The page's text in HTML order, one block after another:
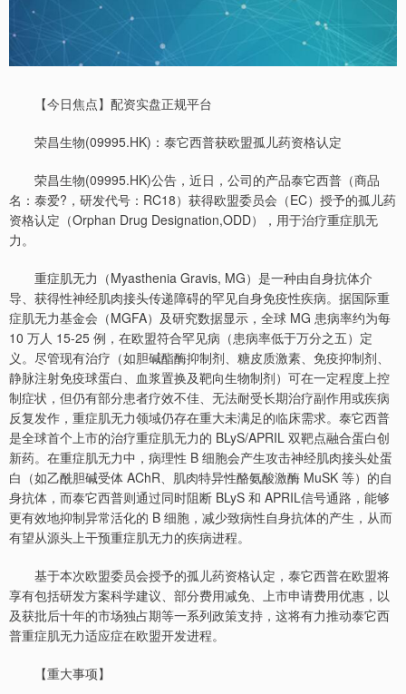
【今日焦点】配资实盘正规平台
荣昌生物(09995.HK)：泰它西普获欧盟孤儿药资格认定
荣昌生物(09995.HK)公告，近日，公司的产品泰它西普（商品
名：泰爱?，研发代号：RC18）获得欧盟委员会（EC）授予的孤儿药
资格认定（Orphan Drug Designation,ODD），用于治疗重症肌无
力。
重症肌无力（Myasthenia Gravis, MG）是一种由自身抗体介
导、获得性神经肌肉接头传递障碍的罕见自身免疫性疾病。据国际重
症肌无力基金会（MGFA）及研究数据显示，全球 MG 患病率约为每
10 万人 15-25 例，在欧盟符合罕见病（患病率低于万分之五）定
义。尽管现有治疗（如胆碱酯酶抑制剂、糖皮质激素、免疫抑制剂、
静脉注射免疫球蛋白、血浆置换及靶向生物制剂）可在一定程度上控
制症状，但仍有部分患者疗效不佳、无法耐受长期治疗副作用或疾病
反复发作，重症肌无力领域仍存在重大未满足的临床需求。泰它西普
是全球首个上市的治疗重症肌无力的 BLyS/APRIL 双靶点融合蛋白创
新药。在重症肌无力中，病理性 B 细胞会产生攻击神经肌肉接头处蛋
白（如乙酰胆碱受体 AChR、肌肉特异性酪氨酸激酶 MuSK 等）的自
身抗体，而泰它西普则通过同时阻断 BLyS 和 APRIL信号通路，能够
更有效地抑制异常活化的 B 细胞，减少致病性自身抗体的产生，从而
有望从源头上干预重症肌无力的疾病进程。
基于本次欧盟委员会授予的孤儿药资格认定，泰它西普在欧盟将
享有包括研发方案科学建议、部分费用减免、上市申请费用优惠，以
及获批后十年的市场独占期等一系列政策支持，这将有力推动泰它西
普重症肌无力适应症在欧盟开发进程。
【重大事项】